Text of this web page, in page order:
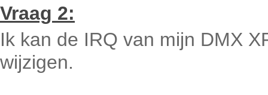
Vraag 2:
Ik kan de IRQ van mijn DMX
wijzigen.